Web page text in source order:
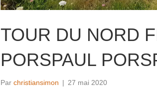
TOUR DU NORD
PORSPAUL
Par christiansimon | 27 mai 2020